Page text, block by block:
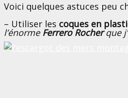
Voici quelques astuces peu
– Utiliser les coques en
l’énorme Ferrero Rocherque